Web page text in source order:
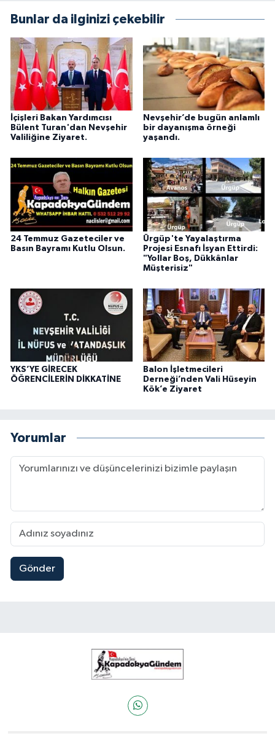
Bunlar da ilginizi çekebilir
İçişleri Bakan Yardımcısı
Bülent Turan'dan Nevşehir
Valiliğine Ziyaret.
Nevşehir’de bugün anlamlı
bir dayanışma örneği
yaşandı.
24 Temmuz Gazeteciler ve
Basın Bayramı Kutlu Olsun.
Ürgüp'te Yayalaştırma
Projesi Esnafı İsyan Ettirdi:
"Yollar Boş, Dükkânlar
Müşterisiz"
YKS’YE GİRECEK
ÖĞRENCİLERİN DİKKATİNE
Balon İşletmecileri
Derneği’nden Vali Hüseyin
Kök’e Ziyaret
Yorumlar
Gönder